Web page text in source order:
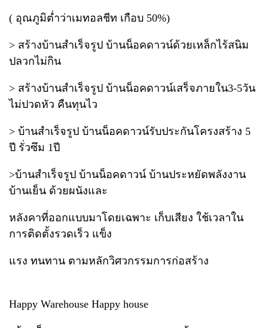
( อุณภูมิต่ำว่าเมทอลชีท เกือบ 50%)
> สร้างบ้านสำเร็จรูป บ้านน็อคดาวน์ด้วยเหล็กไร้สนิม
ปลวกไม่กิน
> สร้างบ้านสำเร็จรูป บ้านน็อคดาวน์เสร็จภายใน3-5วัน
ไม่ปวดหัว คืนทุนไว
> บ้านสำเร็จรูป บ้านน็อคดาวน์รับประกันโครงสร้าง 5
ปี รั่วซึม 1ปี
>บ้านสำเร็จรูป บ้านน็อคดาวน์ บ้านประหยัดพลังงาน
บ้านเย็น ด้วยผนังและ
หลังคาที่ออกแบบมาโดยเฉพาะ เก็บเสียง ใช้เวลาใน
การติดตั้งรวดเร็ว แข็ง
แรง ทนทาน ตามหลักวิศวกรรมการก่อสร้าง
Happy Warehouse Happy house